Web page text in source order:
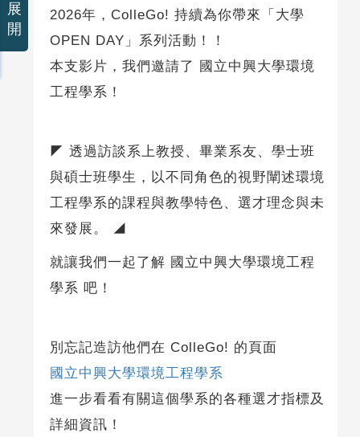
2026年，ColleGo! 持續為你帶來「大學
OPEN DAY」系列活動！！
本支影片，我們邀請了 國立中興大學環境
工程學系！
◤ 透過訪談系上教授、畢業系友、學士班
與碩士班學生，以不同角色的視野闡述環境
工程學系的課程與教學特色、選才理念與未
來發展。 ◢
就讓我們一起了解 國立中興大學環境工程
學系 吧！
別忘記造訪他們在 ColleGo! 的頁面
國立中興大學環境工程學系
進一步看看有關這個學系的各種選才指標及
詳細資訊！
展
開